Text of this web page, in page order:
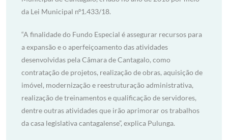
da Lei Municipal nº1.433/18.
“A finalidade do Fundo Especial é assegurar recursos para
a expansão e o aperfeiçoamento das atividades
desenvolvidas pela Câmara de Cantagalo, como
contratação de projetos, realização de obras, aquisição de
imóvel, modernização e reestruturação administrativa,
realização de treinamentos e qualificação de servidores,
dentre outras atividades que irão aprimorar os trabalhos
da casa legislativa cantagalense”, explica Pulunga.